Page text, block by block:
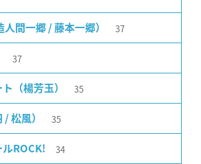
間一郷 / 藤本一郷） 37
37
（楊芳玉） 35
松風） 35
ROCK! 34